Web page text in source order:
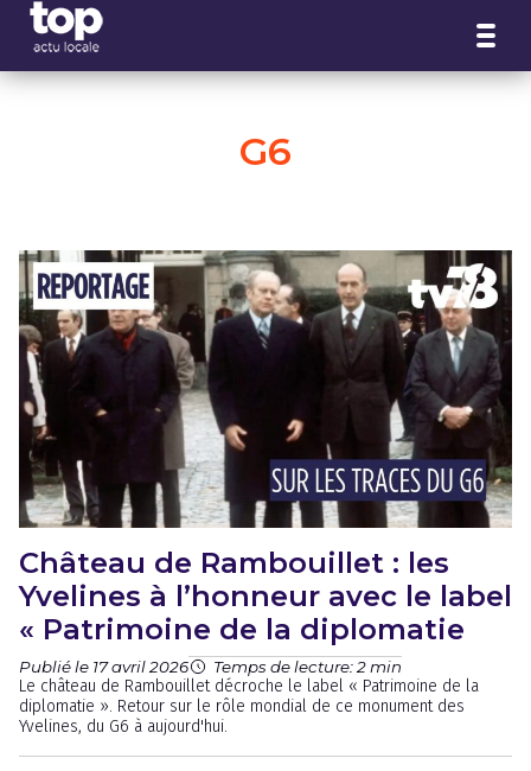
G6
Château de Rambouillet : les
Yvelines à l’honneur avec le label
« Patrimoine de la diplomatie
Publié le 17 avril 2026 Temps de lecture: 2 min
Le château de Rambouillet décroche le label « Patrimoine de la
diplomatie ». Retour sur le rôle mondial de ce monument des
Yvelines, du G6 à aujourd'hui.
Panneau de gestion des cookies